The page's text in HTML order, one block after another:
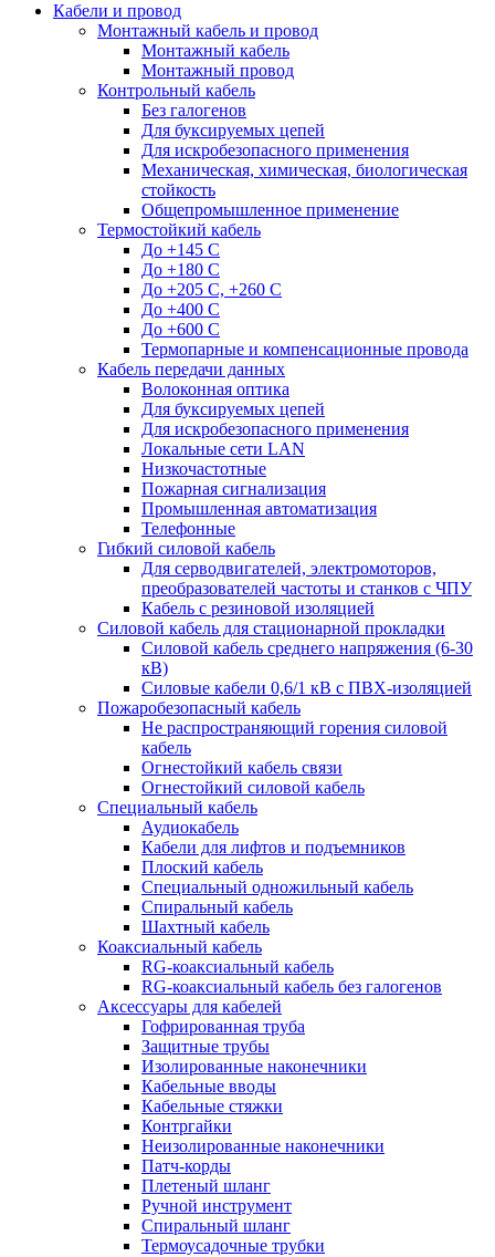
Кабели и провод
Монтажный кабель и провод
Монтажный кабель
Монтажный провод
Контрольный кабель
Без галогенов
Для буксируемых цепей
Для искробезопасного применения
Механическая, химическая, биологическая
стойкость
Общепромышленное применение
Термостойкий кабель
До +145 С
До +180 C
До +205 С, +260 С
До +400 C
До +600 С
Термопарные и компенсационные провода
Кабель передачи данных
Волоконная оптика
Для буксируемых цепей
Для искробезопасного применения
Локальные сети LAN
Низкочастотные
Пожарная сигнализация
Промышленная автоматизация
Телефонные
Гибкий силовой кабель
Для серводвигателей, электромоторов,
преобразователей частоты и станков с ЧПУ
Кабель с резиновой изоляцией
Силовой кабель для стационарной прокладки
Силовой кабель среднего напряжения (6-30
кВ)
Силовые кабели 0,6/1 кВ с ПВХ-изоляцией
Пожаробезопасный кабель
Не распространяющий горения силовой
кабель
Огнестойкий кабель связи
Огнестойкий силовой кабель
Специальный кабель
Аудиокабель
Кабели для лифтов и подъемников
Плоский кабель
Специальный одножильный кабель
Спиральный кабель
Шахтный кабель
Коаксиальный кабель
RG-коаксиальный кабель
RG-коаксиальный кабель без галогенов
Аксессуары для кабелей
Гофрированная труба
Защитные трубы
Изолированные наконечники
Кабельные вводы
Кабельные стяжки
Контргайки
Неизолированные наконечники
Патч-корды
Плетеный шланг
Ручной инструмент
Спиральный шланг
Термоусадочные трубки